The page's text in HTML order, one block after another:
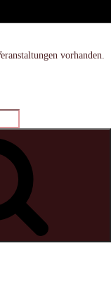
vorhanden.